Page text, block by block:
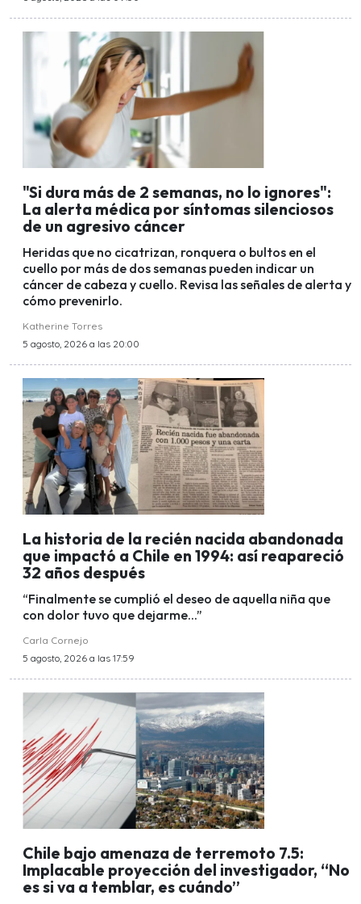
"Si dura más de 2 semanas, no lo ignores":
La alerta médica por síntomas silenciosos
de un agresivo cáncer
Heridas que no cicatrizan, ronquera o bultos en el
cuello por más de dos semanas pueden indicar un
cáncer de cabeza y cuello. Revisa las señales de alerta y
cómo prevenirlo.
Katherine Torres
5 agosto, 2026 a las 20:00
La historia de la recién nacida abandonada
que impactó a Chile en 1994: así reapareció
32 años después
“Finalmente se cumplió el deseo de aquella niña que
con dolor tuvo que dejarme...”
Carla Cornejo
5 agosto, 2026 a las 17:59
Chile bajo amenaza de terremoto 7.5:
Implacable proyección del investigador, “No
es si va a temblar, es cuándo”